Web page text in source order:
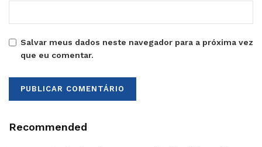
Salvar meus dados neste navegador para a próxima vez
que eu comentar.
Recommended